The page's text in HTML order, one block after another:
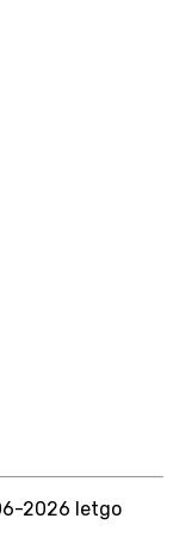
2026 letgo